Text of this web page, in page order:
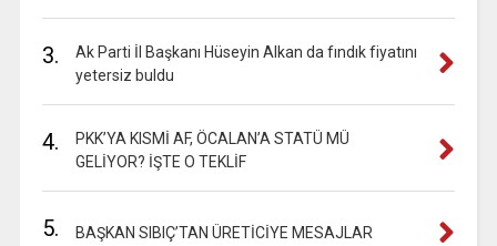
3.
Ak Parti İl Başkanı Hüseyin Alkan da fındık fiyatını
yetersiz buldu
4.
PKK’YA KISMİ AF, ÖCALAN’A STATÜ MÜ
GELİYOR? İŞTE O TEKLİF
5. BAŞKAN SIBIÇ’TAN ÜRETİCİYE MESAJLAR